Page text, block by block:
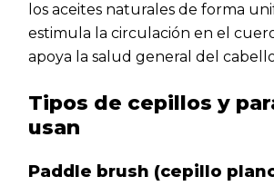
los aceites naturales de forma
estimula la circulación en el
apoya la salud general del
Tipos de cepillos y
usan
Paddle brush (cepillo